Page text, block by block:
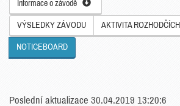
Informace o závodě
VÝSLEDKY ZÁVODU AKTIVITA ROZHODČÍCH
NOTICEBOARD
Poslední aktualizace 30.04.2019 13:20:6